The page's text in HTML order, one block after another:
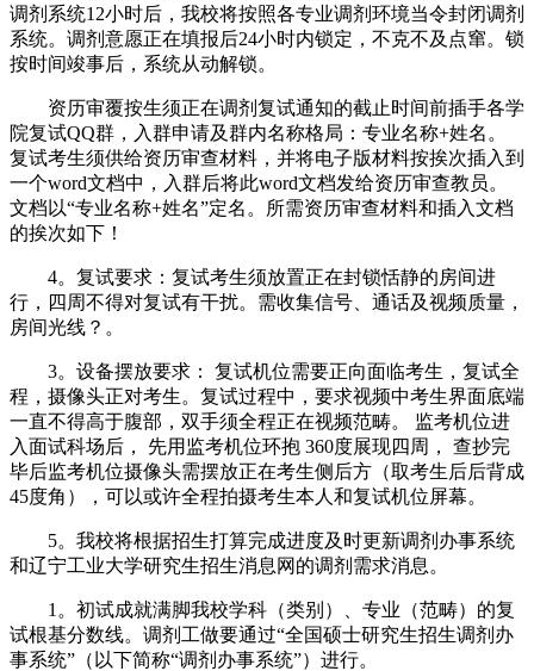
调剂系统12小时后，我校将按照各专业调剂环境当令封闭调剂
系统。调剂意愿正在填报后24小时内锁定，不克不及点窜。锁
按时间竣事后，系统从动解锁。
资历审覆按生须正在调剂复试通知的截止时间前插手各学
院复试QQ群，入群申请及群内名称格局：专业名称+姓名。
复试考生须供给资历审查材料，并将电子版材料按挨次插入到
一个word文档中，入群后将此word文档发给资历审查教员。
文档以“专业名称+姓名”定名。所需资历审查材料和插入文档
的挨次如下！
4。复试要求：复试考生须放置正在封锁恬静的房间进
行，四周不得对复试有干扰。需收集信号、通话及视频质量，
房间光线？。
3。设备摆放要求： 复试机位需要正向面临考生，复试全
程，摄像头正对考生。复试过程中，要求视频中考生界面底端
一直不得高于腹部，双手须全程正在视频范畴。 监考机位进
入面试科场后， 先用监考机位环抱 360度展现四周， 查抄完
毕后监考机位摄像头需摆放正在考生侧后方（取考生后后背成
45度角），可以或许全程拍摄考生本人和复试机位屏幕。
5。我校将根据招生打算完成进度及时更新调剂办事系统
和辽宁工业大学研究生招生消息网的调剂需求消息。
1。初试成就满脚我校学科（类别）、专业（范畴）的复
试根基分数线。调剂工做要通过“全国硕士研究生招生调剂办
事系统”（以下简称“调剂办事系统”）进行。